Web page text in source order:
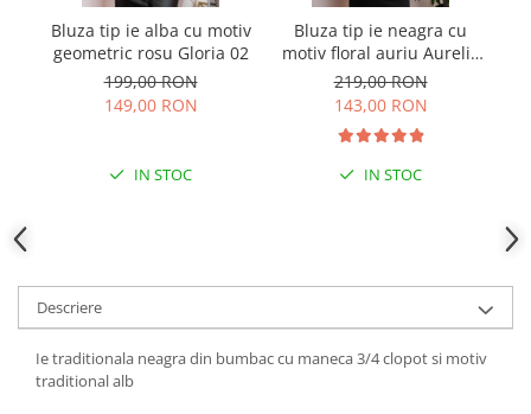
Bluza tip ie alba cu motiv
geometric rosu Gloria 02
199,00 RON
149,00 RON
IN STOC
Bluza tip ie neagra cu
motiv floral auriu Aurelia
05
219,00 RON
143,00 RON
IN STOC
Descriere
Ie traditionala neagra din bumbac cu maneca 3/4 clopot si motiv
traditional alb